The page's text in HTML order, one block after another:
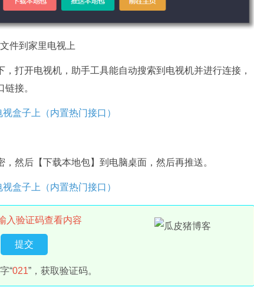
件到家里电视上
打开电视机，助手工具能自动搜索到电视机并进行连接，
接。
然后【下载本地包】到电脑桌面，然后再推送。
入验证码查看内容
“021”，获取验证码。